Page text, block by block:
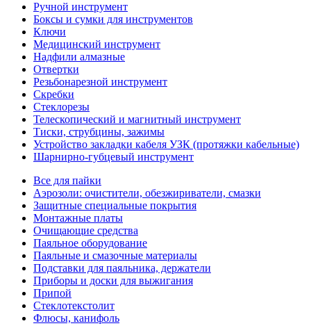
Ручной инструмент
Боксы и сумки для инструментов
Ключи
Медицинский инструмент
Надфили алмазные
Отвертки
Резьбонарезной инструмент
Скребки
Стеклорезы
Телескопический и магнитный инструмент
Тиски, струбцины, зажимы
Устройство закладки кабеля УЗК (протяжки кабельные)
Шарнирно-губцевый инструмент
Все для пайки
Аэрозоли: очистители, обезжириватели, смазки
Защитные специальные покрытия
Монтажные платы
Очищающие средства
Паяльное оборудование
Паяльные и смазочные материалы
Подставки для паяльника, держатели
Приборы и доски для выжигания
Припой
Стеклотекстолит
Флюсы, канифоль